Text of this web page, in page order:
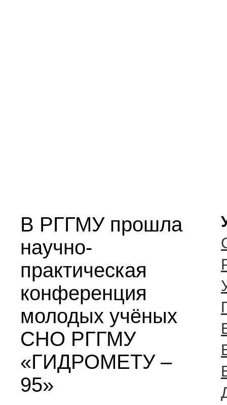
В РГГМУ прошла
научно-
практическая
конференция
молодых учёных
СНО РГГМУ
«ГИДРОМЕТУ –
95»